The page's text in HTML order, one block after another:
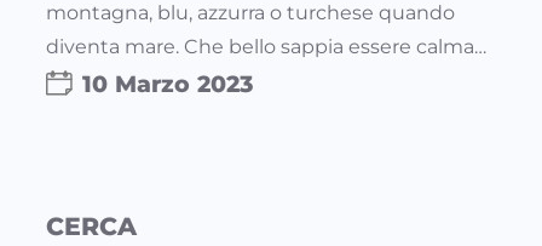
montagna, blu, azzurra o turchese quando
diventa mare. Che bello sappia essere calma…
10 Marzo 2023
CERCA